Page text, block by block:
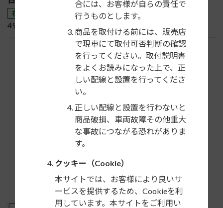
在庫販売
4976135704341
合には、お客様が自らの責任で
行うものとします。
商品を取付ける前には、販売店
で現車にて取付可否判断の確認
を行ってください。取付説明書
をよくお読みになった上で、正
しい配線と設置を行ってくださ
い。
正しい配線と設置を行わないと
商品破損、車両故障その他重大
な事故につながる恐れがありま
す。
クッキー（Cookie）
本サイトでは、お客様により良いサ
ービスを提供するため、Cookieを利
用しています。本サイトをご利用い